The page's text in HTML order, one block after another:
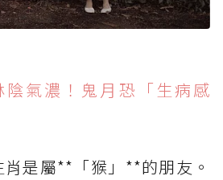
氣濃！鬼月恐「生病感
是屬**「猴」**的朋友。